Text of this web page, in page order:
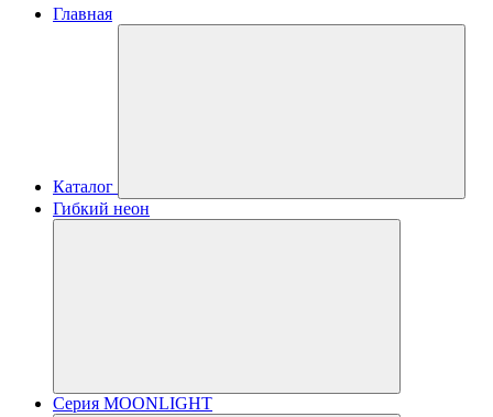
Главная
Каталог
Гибкий неон
Серия MOONLIGHT